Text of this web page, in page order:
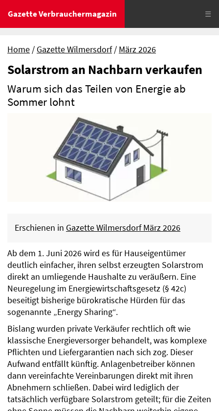
Gazette Verbrauchermagazin ☰
Home Gazette Wilmersdorf März 2026
Solarstrom an Nachbarn verkaufen
Warum sich das Teilen von Energie ab
Sommer lohnt
Erschienen in Gazette Wilmersdorf März 2026
Ab dem 1. Juni 2026 wird es für Hauseigentümer
deutlich einfacher, ihren selbst erzeugten Solarstrom
direkt an umliegende Haushalte zu veräußern. Eine
Neuregelung im Energiewirtschaftsgesetz (§ 42c)
beseitigt bisherige bürokratische Hürden für das
sogenannte „Energy Sharing“.
Bislang wurden private Verkäufer rechtlich oft wie
klassische Energieversorger behandelt, was komplexe
Pflichten und Liefergarantien nach sich zog. Dieser
Aufwand entfällt künftig. Anlagenbetreiber können
dann vereinfachte Vereinbarungen direkt mit ihren
Abnehmern schließen. Dabei wird lediglich der
tatsächlich verfügbare Solarstrom geteilt; für die Zeiten